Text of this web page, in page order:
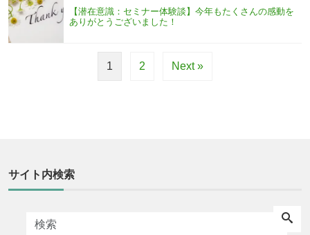
【潜在意識：セミナー体験談】今年もたくさんの感動を
ありがとうございました！
1 2 Next »
サイト内検索